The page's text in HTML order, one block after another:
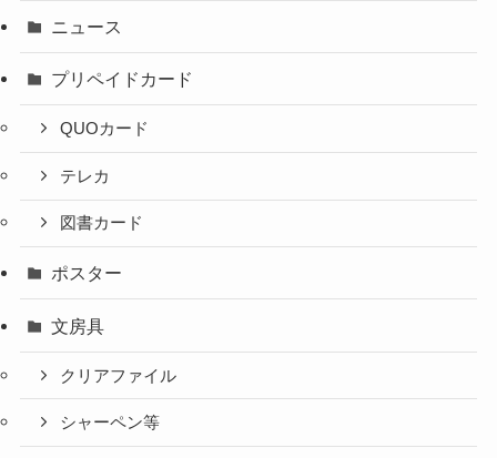
ニュース
プリペイドカード
QUOカード
テレカ
図書カード
ポスター
文房具
クリアファイル
シャーペン等